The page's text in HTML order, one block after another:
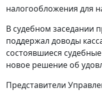
налогообложения для
В судебном заседании
поддержал доводы
состоявшиеся
новое решение об
Представители